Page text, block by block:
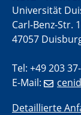
methodology
liquid
09.09.2025
Colloquium
reliably with
Universität
Carl-Benz-Str.
47057
Tel: +49 203
E-Mail:
Detaillierte